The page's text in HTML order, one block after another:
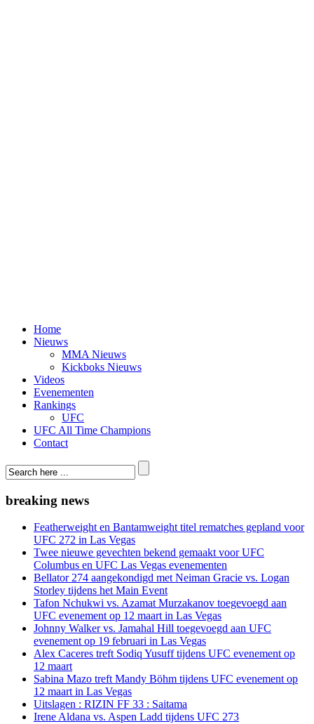
Home
Nieuws
MMA Nieuws
Kickboks Nieuws
Videos
Evenementen
Rankings
UFC
UFC All Time Champions
Contact
breaking news
Featherweight en Bantamweight titel rematches gepland voor
UFC 272 in Las Vegas
Twee nieuwe gevechten bekend gemaakt voor UFC
Columbus en UFC Las Vegas evenementen
Bellator 274 aangekondigd met Neiman Gracie vs. Logan
Storley tijdens het Main Event
Tafon Nchukwi vs. Azamat Murzakanov toegevoegd aan
UFC evenement op 12 maart in Las Vegas
Johnny Walker vs. Jamahal Hill toegevoegd aan UFC
evenement op 19 februari in Las Vegas
Alex Caceres treft Sodiq Yusuff tijdens UFC evenement op
12 maart
Sabina Mazo treft Mandy Böhm tijdens UFC evenement op
12 maart in Las Vegas
Uitslagen : RIZIN FF 33 : Saitama
Irene Aldana vs. Aspen Ladd tijdens UFC 273